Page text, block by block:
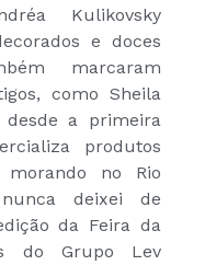
Kulikovsky
e doces
marcaram
como Sheila
a primeira
produtos
morando no Rio
deixei de
da Feira da
do Grupo Lev